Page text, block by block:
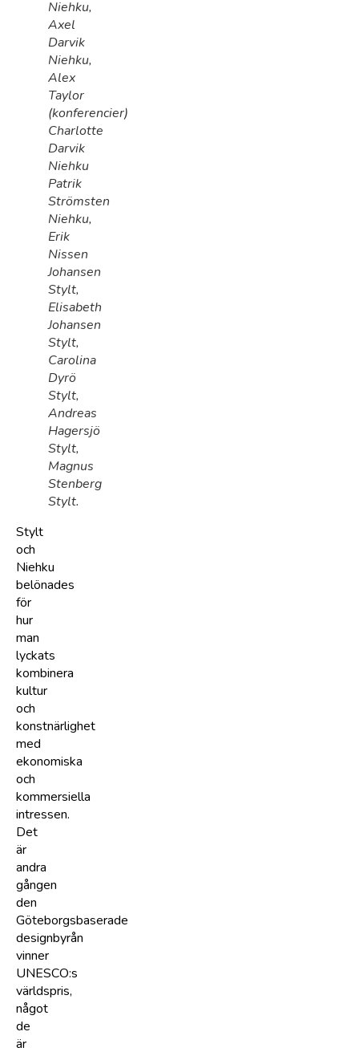
Niehku,
Axel
Darvik
Niehku,
Alex
Taylor
(konferencier)
Charlotte
Darvik
Niehku
Patrik
Strömsten
Niehku,
Erik
Nissen
Johansen
Stylt,
Elisabeth
Johansen
Stylt,
Carolina
Dyrö
Stylt,
Andreas
Hagersjö
Stylt,
Magnus
Stenberg
Stylt.
Stylt
och
Niehku
belönades
för
hur
man
lyckats
kombinera
kultur
och
konstnärlighet
med
ekonomiska
och
kommersiella
intressen.
Det
är
andra
gången
den
Göteborgsbaserade
designbyrån
vinner
UNESCO:s
världspris,
något
de
är